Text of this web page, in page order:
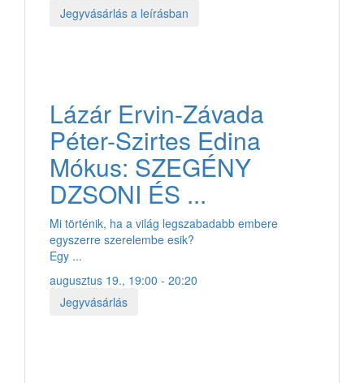
Jegyvásárlás a leírásban
Lázár Ervin-Závada
Péter-Szirtes Edina
Mókus: SZEGÉNY
DZSONI ÉS ...
Mi történik, ha a világ legszabadabb embere
egyszerre szerelembe esik?
Egy ...
augusztus 19., 19:00 - 20:20
Jegyvásárlás